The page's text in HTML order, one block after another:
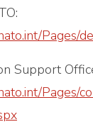
Pages/
Support
Pages/